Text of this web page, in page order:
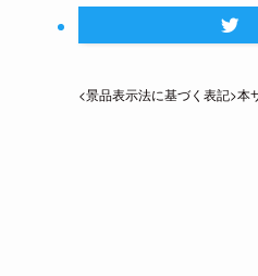
<景品表示法に基づく表記>本